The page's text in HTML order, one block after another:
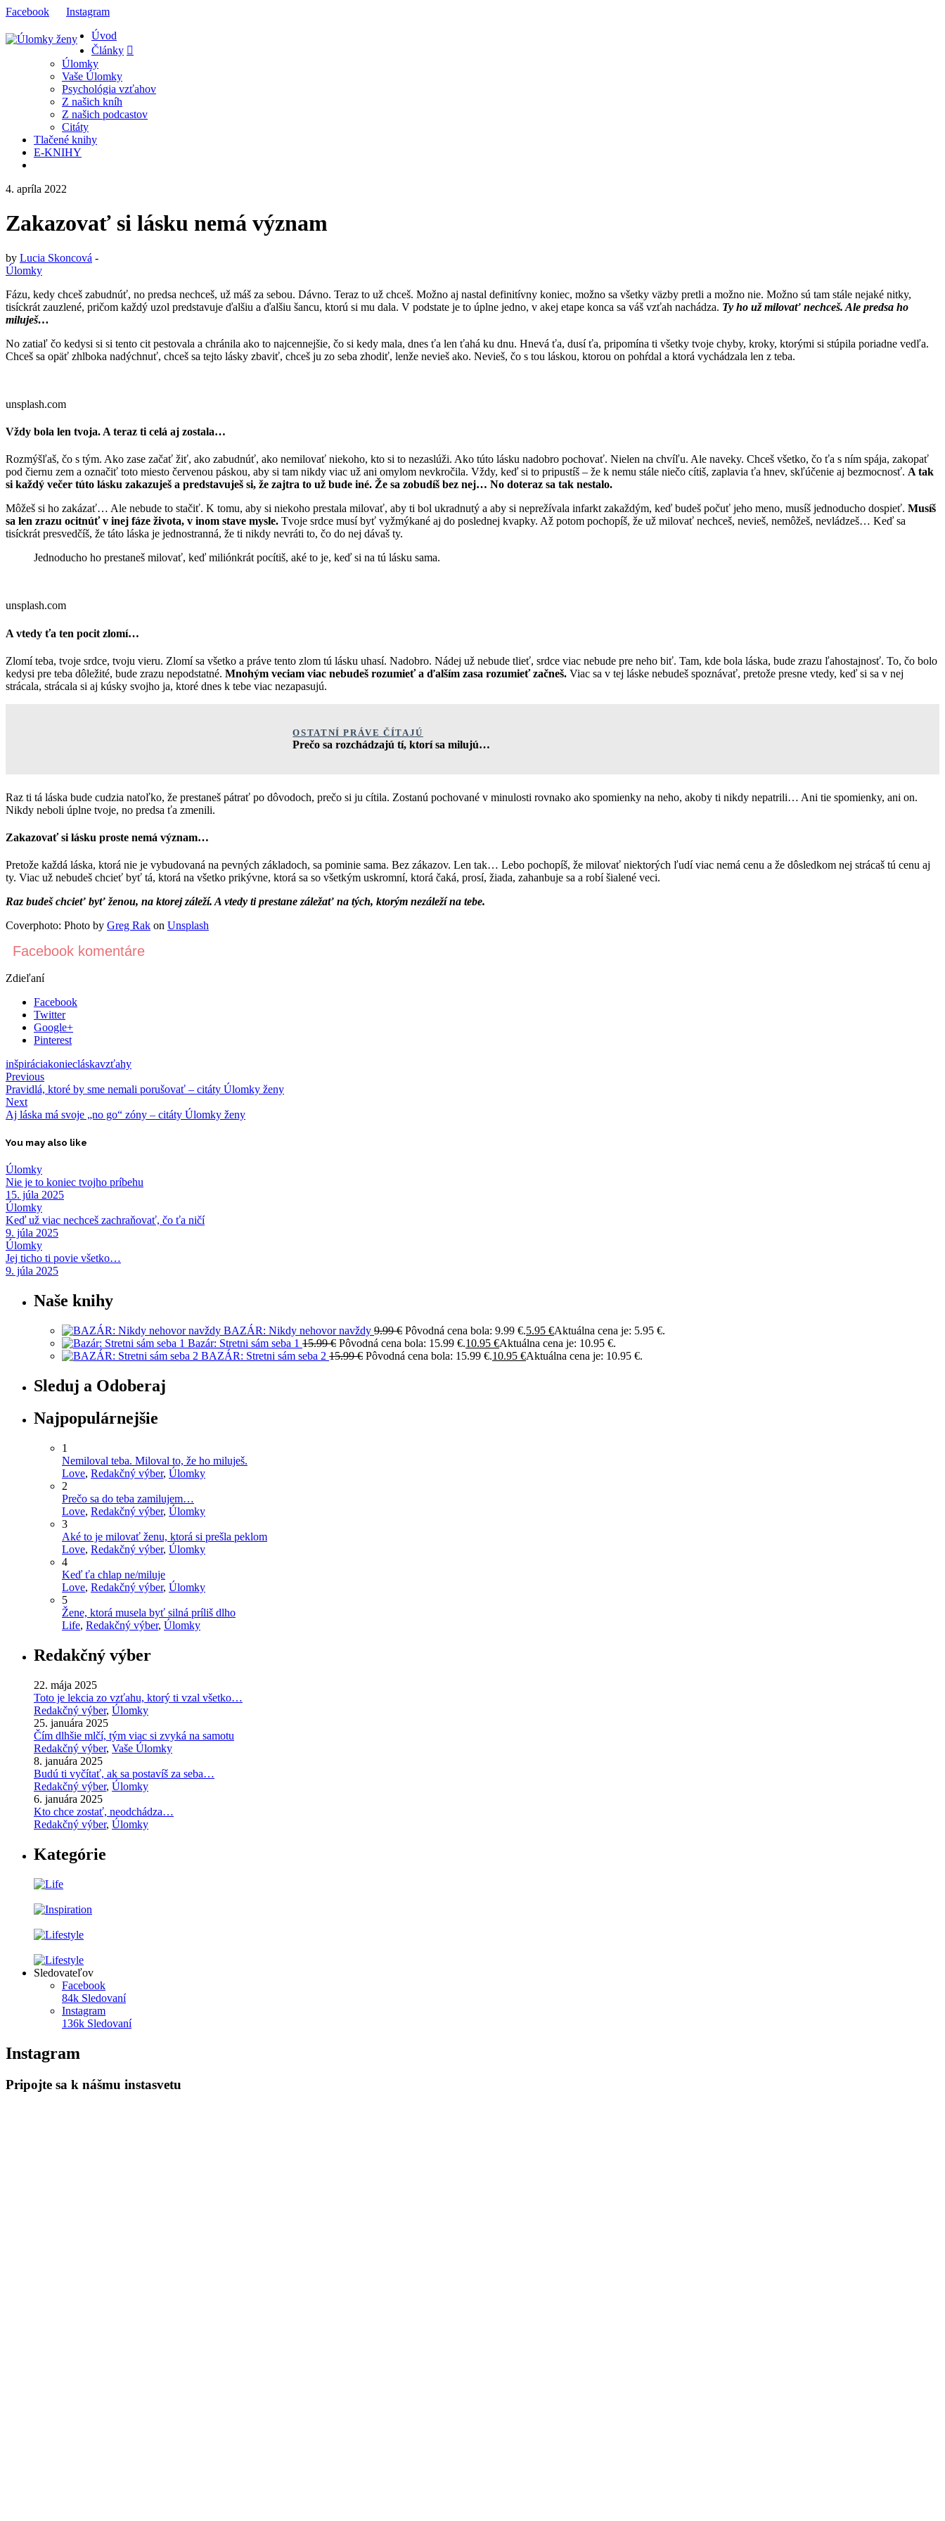
Facebook
Instagram
Úvod
Články
Úlomky
Vaše Úlomky
Psychológia vzťahov
Z našich kníh
Z našich podcastov
Citáty
Tlačené knihy
E-KNIHY
4. apríla 2022
Zakazovať si lásku nemá význam
by Lucia Skoncová -
Úlomky
Fázu, kedy chceš zabudnúť, no predsa nechceš, už máš za sebou. Dávno. Teraz to už chceš. Možno aj nastal definitívny koniec, možno sa všetky väzby pretli a možno nie. Možno sú tam stále nejaké nitky,
tisíckrát zauzlené, pričom každý uzol predstavuje ďalšiu a ďalšiu šancu, ktorú si mu dala. V podstate je to úplne jedno, v akej etape konca sa váš vzťah nachádza. Ty ho už milovať nechceš. Ale predsa ho
miluješ…
No zatiaľ čo kedysi si si tento cit pestovala a chránila ako to najcennejšie, čo si kedy mala, dnes ťa len ťahá ku dnu. Hnevá ťa, dusí ťa, pripomína ti všetky tvoje chyby, kroky, ktorými si stúpila poriadne vedľa.
Chceš sa opäť zhlboka nadýchnuť, chceš sa tejto lásky zbaviť, chceš ju zo seba zhodiť, lenže nevieš ako. Nevieš, čo s tou láskou, ktorou on pohŕdal a ktorá vychádzala len z teba.
unsplash.com
Vždy bola len tvoja. A teraz ti celá aj zostala…
Rozmýšľaš, čo s tým. Ako zase začať žiť, ako zabudnúť, ako nemilovať niekoho, kto si to nezaslúži. Ako túto lásku nadobro pochovať. Nielen na chvíľu. Ale naveky. Chceš všetko, čo ťa s ním spája, zakopať
pod čiernu zem a označiť toto miesto červenou páskou, aby si tam nikdy viac už ani omylom nevkročila. Vždy, keď si to pripustíš – že k nemu stále niečo cítiš, zaplavia ťa hnev, skľúčenie aj bezmocnosť. A tak
si každý večer túto lásku zakazuješ a predstavuješ si, že zajtra to už bude iné. Že sa zobudíš bez nej… No doteraz sa tak nestalo.
Môžeš si ho zakázať… Ale nebude to stačiť. K tomu, aby si niekoho prestala milovať, aby ti bol ukradnutý a aby si neprežívala infarkt zakaždým, keď budeš počuť jeho meno, musíš jednoducho dospieť. Musíš
sa len zrazu ocitnúť v inej fáze života, v inom stave mysle. Tvoje srdce musí byť vyžmýkané aj do poslednej kvapky. Až potom pochopíš, že už milovať nechceš, nevieš, nemôžeš, nevládzeš… Keď sa
tisíckrát presvedčíš, že táto láska je jednostranná, že ti nikdy nevráti to, čo do nej dávaš ty.
Jednoducho ho prestaneš milovať, keď miliónkrát pocítiš, aké to je, keď si na tú lásku sama.
unsplash.com
A vtedy ťa ten pocit zlomí…
Zlomí teba, tvoje srdce, tvoju vieru. Zlomí sa všetko a práve tento zlom tú lásku uhasí. Nadobro. Nádej už nebude tlieť, srdce viac nebude pre neho biť. Tam, kde bola láska, bude zrazu ľahostajnosť. To, čo bolo
kedysi pre teba dôležité, bude zrazu nepodstatné. Mnohým veciam viac nebudeš rozumieť a ďalším zasa rozumieť začneš. Viac sa v tej láske nebudeš spoznávať, pretože presne vtedy, keď si sa v nej
strácala, strácala si aj kúsky svojho ja, ktoré dnes k tebe viac nezapasujú.
OSTATNÍ PRÁVE ČÍTAJÚ
Prečo sa rozchádzajú tí, ktorí sa milujú…
Raz ti tá láska bude cudzia natoľko, že prestaneš pátrať po dôvodoch, prečo si ju cítila. Zostanú pochované v minulosti rovnako ako spomienky na neho, akoby ti nikdy nepatrili… Ani tie spomienky, ani on.
Nikdy neboli úplne tvoje, no predsa ťa zmenili.
Zakazovať si lásku proste nemá význam…
Pretože každá láska, ktorá nie je vybudovaná na pevných základoch, sa pominie sama. Bez zákazov. Len tak… Lebo pochopíš, že milovať niektorých ľudí viac nemá cenu a že dôsledkom nej strácaš tú cenu aj
ty. Viac už nebudeš chcieť byť tá, ktorá na všetko prikývne, ktorá sa so všetkým uskromní, ktorá čaká, prosí, žiada, zahanbuje sa a robí šialené veci.
Raz budeš chcieť byť ženou, na ktorej záleží. A vtedy ti prestane záležať na tých, ktorým nezáleží na tebe.
Coverphoto: Photo by Greg Rak on Unsplash
Facebook komentáre
Zdieľaní
Facebook
Twitter
Google+
Pinterest
inšpiráciakoniecláskavzťahy
Previous
Pravidlá, ktoré by sme nemali porušovať – citáty Úlomky ženy
Next
Aj láska má svoje „no go“ zóny – citáty Úlomky ženy
You may also like
Úlomky
Nie je to koniec tvojho príbehu
15. júla 2025
Úlomky
Keď už viac nechceš zachraňovať, čo ťa ničí
9. júla 2025
Úlomky
Jej ticho ti povie všetko…
9. júla 2025
Naše knihy
BAZÁR: Nikdy nehovor navždy 9.99€ Pôvodná cena bola: 9.99 €.5.95 €Aktuálna cena je: 5.95 €.
Bazár: Stretni sám seba 1 15.99€ Pôvodná cena bola: 15.99 €.10.95 €Aktuálna cena je: 10.95 €.
BAZÁR: Stretni sám seba 2 15.99€ Pôvodná cena bola: 15.99 €.10.95 €Aktuálna cena je: 10.95 €.
Sleduj a Odoberaj
Najpopulárnejšie
1
Nemiloval teba. Miloval to, že ho miluješ.
Love, Redakčný výber, Úlomky
2
Prečo sa do teba zamilujem…
Love, Redakčný výber, Úlomky
3
Aké to je milovať ženu, ktorá si prešla peklom
Love, Redakčný výber, Úlomky
4
Keď ťa chlap ne/miluje
Love, Redakčný výber, Úlomky
5
Žene, ktorá musela byť silná príliš dlho
Life, Redakčný výber, Úlomky
Redakčný výber
22. mája 2025
Toto je lekcia zo vzťahu, ktorý ti vzal všetko…
Redakčný výber, Úlomky
25. januára 2025
Čím dlhšie mlčí, tým viac si zvyká na samotu
Redakčný výber, Vaše Úlomky
8. januára 2025
Budú ti vyčítať, ak sa postavíš za seba…
Redakčný výber, Úlomky
6. januára 2025
Kto chce zostať, neodchádza…
Redakčný výber, Úlomky
Kategórie
Sledovateľov
Facebook
84k Sledovaní
Instagram
136k Sledovaní
Instagram
Pripojte sa k nášmu instasvetu